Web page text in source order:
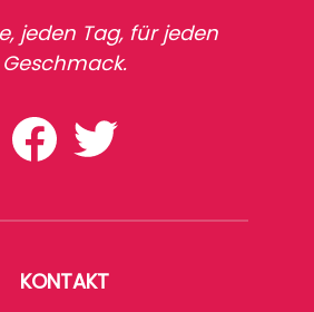
jeden Tag, für jeden
Geschmack.
KONTAKT